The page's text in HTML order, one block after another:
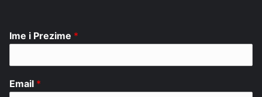
Ime i Prezime *
Email *